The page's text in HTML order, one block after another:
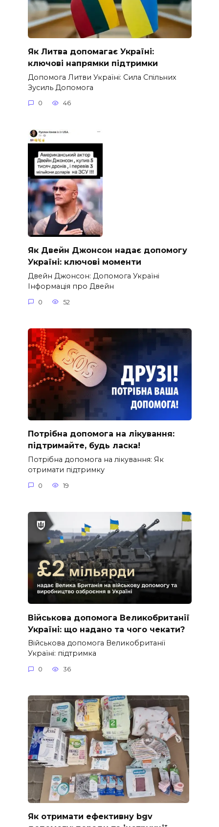
Як Литва допомагає Україні:
ключові напрямки підтримки
Допомога Литви Україні: Сила Спільних
Зусиль Допомога
0 46
Як Двейн Джонсон надає допомогу
Україні: ключові моменти
Двейн Джонсон: Допомога Україні
Інформація про Двейн
0 52
Потрібна допомога на лікування:
підтримайте, будь ласка!
Потрібна допомога на лікування: Як
отримати підтримку
0 19
Військова допомога Великобританії
Україні: що надано та чого чекати?
Військова допомога Великобританії
Україні: підтримка
0 36
Як отримати ефективну bgv